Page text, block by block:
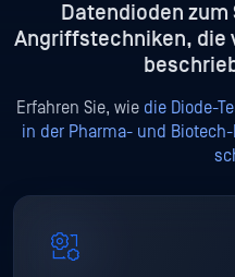
Datendioden
Angriffstechniken, die
Erfahren Sie, wie die Diode-
in der Pharma- und